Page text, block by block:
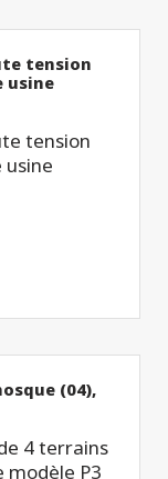
tension
usine
tension
usine
(04),
4 terrains
modèle P3